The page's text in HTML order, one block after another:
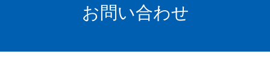
お問い合わせ